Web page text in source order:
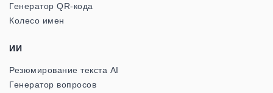
Генератор QR-кода
Колесо имен
ИИ
Резюмирование текста AI
Генератор вопросов